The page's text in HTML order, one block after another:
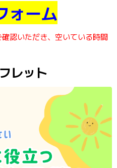
ォーム
認いただき、空いている時間
レット